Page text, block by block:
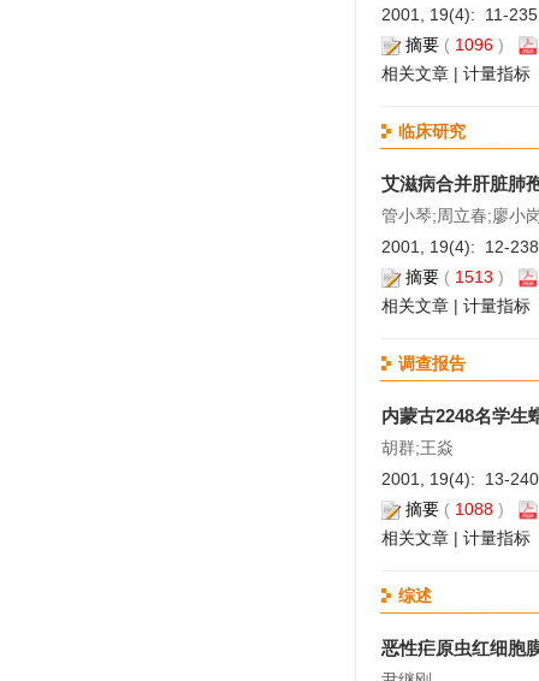
2001, 19(4): 11-
摘要 ( 1096 )
相关文章 | 计量指标
临床研究
艾滋病合并肝脏肺
管小琴;周立春;廖小
2001, 19(4): 12-
摘要 ( 1513 )
相关文章 | 计量指标
调查报告
内蒙古2248名学生
胡群;王焱
2001, 19(4): 13-
摘要 ( 1088 )
相关文章 | 计量指标
综述
恶性疟原虫红细胞